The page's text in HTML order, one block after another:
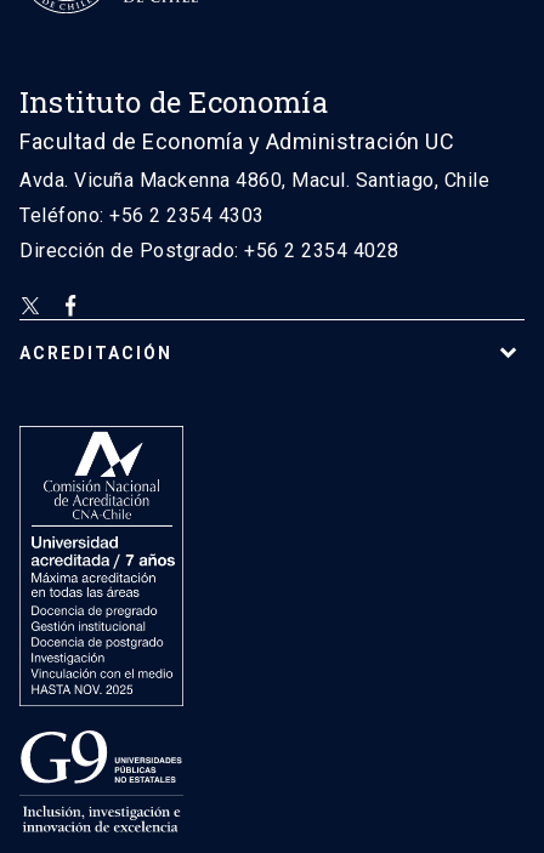
Instituto de Economía
Facultad de Economía y Administración UC
Avda. Vicuña Mackenna 4860, Macul. Santiago, Chile
Teléfono: +56 2 2354 4303
Dirección de Postgrado: +56 2 2354 4028
ACREDITACIÓN